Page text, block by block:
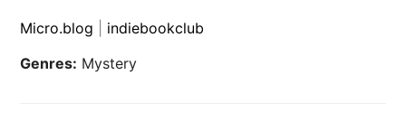
Micro.blog
indiebookclub
Genres: Mystery